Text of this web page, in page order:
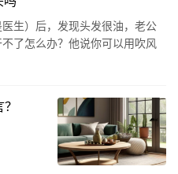
生）后，发现头发很油，老公
了怎么办？他说你可以用吹风
个澡，洗完后我用毛巾擦了擦